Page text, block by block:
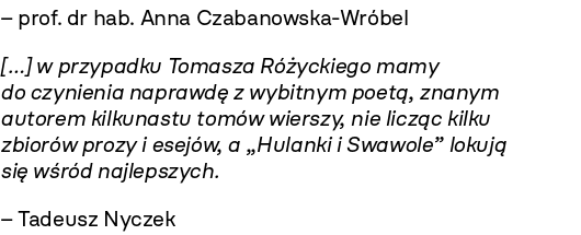
– prof. dr hab. Anna Czabanowska-Wróbel
[…] w przypadku Tomasza Różyckiego mamy
do czynienia naprawdę z wybitnym poetą, znanym
autorem kilkunastu tomów wierszy, nie licząc kilku
zbiorów prozy i esejów, a „Hulanki i Swawole” lokują
się wśród najlepszych.
– Tadeusz Nyczek